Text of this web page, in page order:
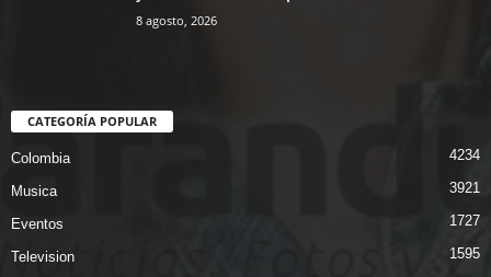
8 agosto, 2026
CATEGORÍA POPULAR
Colombia 4234
Musica 3921
Eventos 1727
Television 1595